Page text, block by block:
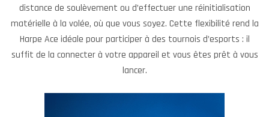
distance de soulèvement ou d’effectuer une réinitialisation
matérielle à la volée, où que vous soyez. Cette flexibilité rend la
Harpe Ace idéale pour participer à des tournois d’esports : il
suffit de la connecter à votre appareil et vous êtes prêt à vous
lancer.